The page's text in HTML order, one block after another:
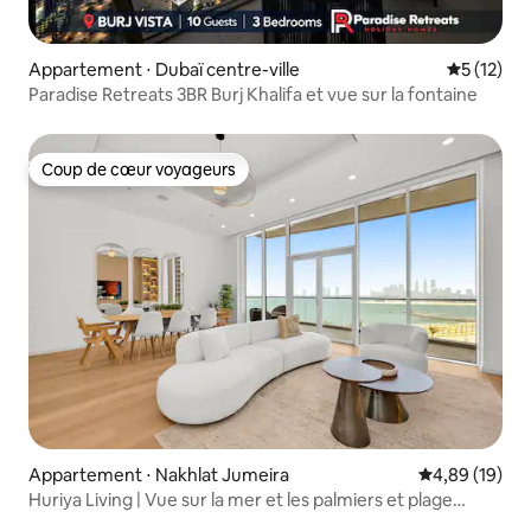
Appartement ⋅ Dubaï centre-ville
5 (12)
Paradise Retreats 3BR Burj Khalifa et vue sur la fontaine
Coup de cœur voyageurs
Coup de cœur voyageurs
Appartement ⋅ Nakhlat Jumeira Évaluation
4,89 (19)
Huriya Living | Vue sur la mer et les palmiers et plage